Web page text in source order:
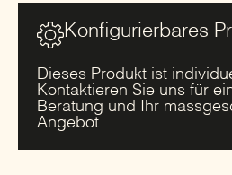
Konfigurierbares
Dieses Produkt ist
Kontaktieren Sie uns für
Beratung und Ihr
Angebot.